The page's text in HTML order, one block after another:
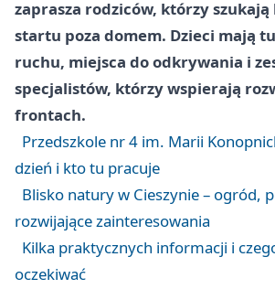
zaprasza rodziców, którzy
startu poza domem. Dzieci mają
ruchu, miejsca do odkrywania i
specjalistów, którzy wspierają
frontach.
Przedszkole nr 4 im. Marii
dzień i kto tu pracuje
Blisko natury w Cieszynie – ogród,
rozwijające zainteresowania
Kilka praktycznych informacji i
oczekiwać